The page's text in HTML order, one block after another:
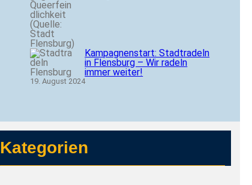
Kampagnenstart: Stadtradeln
in Flensburg – Wir radeln
immer weiter!
19. August 2024
Kategorien